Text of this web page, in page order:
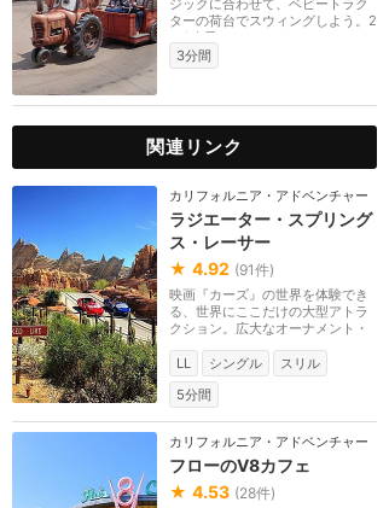
ジックに合わせて、ベビートラク
ターの荷台でスウィングしよう。2
～3人乗りのファ...
3分間
関連リンク
カリフォルニア・アドベンチャー
ラジエーター・スプリング
ス・レーサー
★ 4.92 (91件)
映画『カーズ』の世界を体験でき
る、世界にここだけの大型アトラ
クション。広大なオーナメント・
LL
シングル
スリル
5分間
カリフォルニア・アドベンチャー
フローのV8カフェ
★ 4.53 (28件)